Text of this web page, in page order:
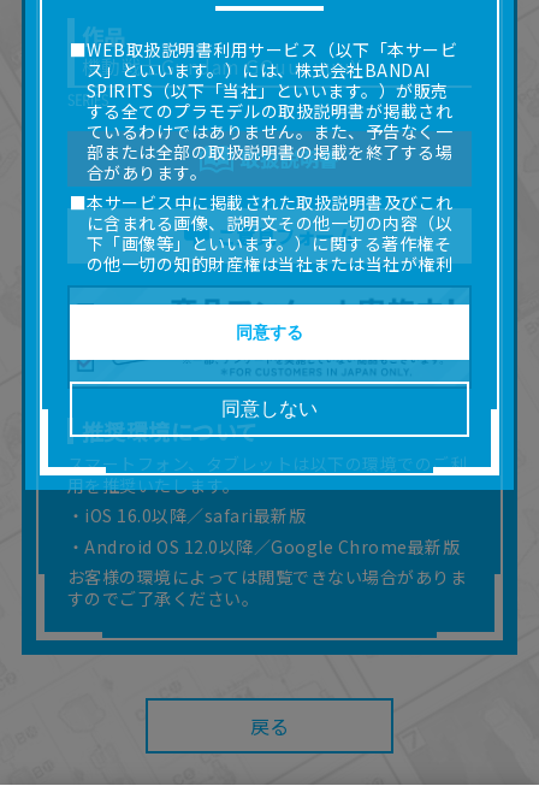
作品
機動戦士Gundam GQuuuuuuX
取扱説明書
ご意見フォーム
推奨環境について
スマートフォン、タブレットは以下の環境でのご利
用を推奨いたします。
・iOS 16.0以降／safari最新版
・Android OS 12.0以降／Google Chrome最新版
お客様の環境によっては閲覧できない場合がありま
すのでご了承ください。
戻る
■WEB取扱説明書利用サービス（以下「本サービ
ス」といいます。）には、株式会社BANDAI
SPIRITS（以下「当社」といいます。）が販売
する全てのプラモデルの取扱説明書が掲載され
ているわけではありません。また、予告なく一
部または全部の取扱説明書の掲載を終了する場
合があります。
■本サービス中に掲載された取扱説明書及びこれ
に含まれる画像、説明文その他一切の内容（以
下「画像等」といいます。）に関する著作権そ
の他一切の知的財産権は当社または当社が権利
の許諾を受ける第三者に帰属します。
使用（本サービス内の意見投稿の目的での画像
等の利用を含みます。）を超えて使用（複製、
複写、改変、掲示、頒布、配信、販売、出版等
を含むがこれに限りません。）することは禁止
いたします。
■掲載している取扱説明書は、お客様が購入され
た商品に同梱されたものと異なる場合がありま
す。
■対象商品仕様の変更などにより、取扱説明書の
内容は予告なく変更される場合があります。
■当社は、取扱説明書の正確性確保に努めており
ますが、取扱説明書の完全性を保証するもので
はありません。
■お客様のご利用環境によっては、本サービスを
ご利用いただけない場合があります。
かったことにより利用者に何らかの損害が生じ
たとしても、当社は何らの責任を負いません。
また、本サイトを利用したことによって、利用
同意しない
同意する